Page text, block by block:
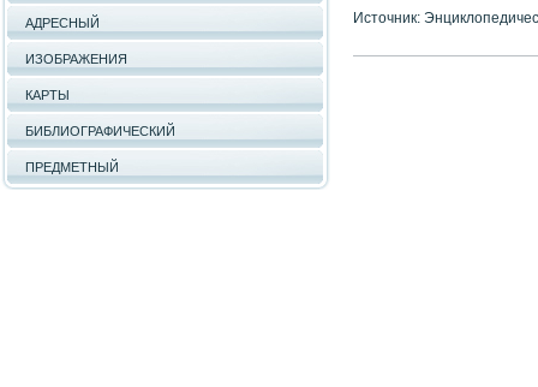
АДРЕСНЫЙ
ИЗОБРАЖЕНИЯ
КАРТЫ
БИБЛИОГРАФИЧЕСКИЙ
ПРЕДМЕТНЫЙ
Источник: